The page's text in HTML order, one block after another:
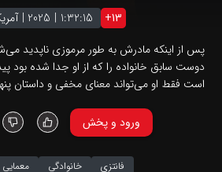
13
+
1:32:15
|
2025
|
پس از اینکه مادرش به طور مرموزی ناپدید
دوست سابق خانواده را که از او جدا شده بود
است فقط او می‌تواند معنای مخفی و داستان
ورود و پخش
فانتزی خانوادگی معمایی